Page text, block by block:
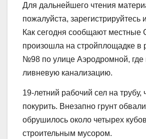
Для дальнейшего чтения
пожалуйста, зарегистрируйтесь
Как сегодня сообщают местные
произошла на стройплощадке в
№98 по улице Аэродромной, где
ливневую канализацию.
19-летний рабочий сел на трубу,
покурить. Внезапно грунт
обрушилось около четырех
строительным мусором.